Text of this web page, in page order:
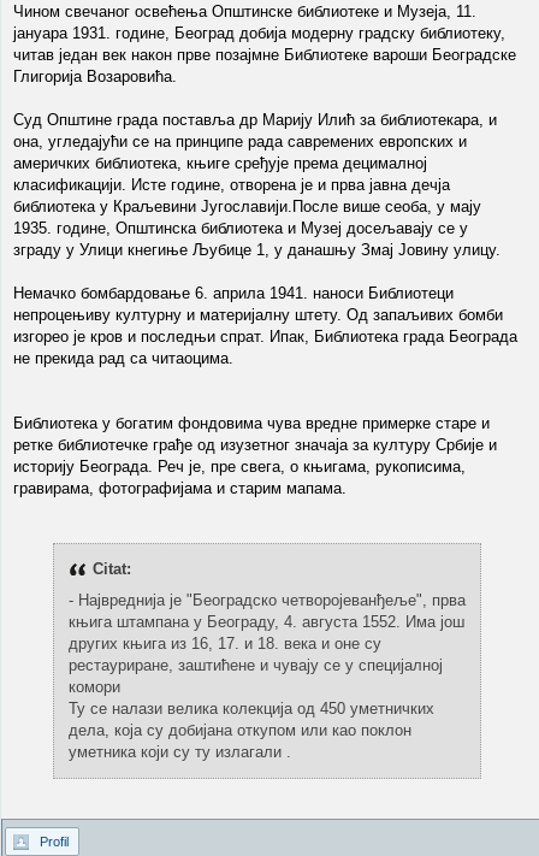
Чином свечаног освећења Општинске библиотеке и Музеја, 11.
јануара 1931. године, Београд добија модерну градску библиотеку,
читав један век након првe позајмне Библиотеке вароши Београдске
Глигорија Возаровића.
Суд Општине града поставља др Марију Илић за библиотекара, и
она, угледајући се на принципе рада савремених европских и
америчких библиотека, књиге сређује према децималној
класификацији. Исте године, отворена је и прва јавна дечја
библиотека у Краљевини Југославији.После више сеоба, у мају
1935. године, Општинска библиотека и Музеј досељавају се у
зграду у Улици кнегиње Љубице 1, у данашњу Змај Јовину улицу.
Немачко бомбардовање 6. априла 1941. наноси Библиотеци
непроцењиву културну и материјалну штету. Од запаљивих бомби
изгорео је кров и последњи спрат. Ипак, Библиотека града Београда
не прекида рад са читаоцима.
Библиотека у богатим фондовима чува вредне примерке старе и
ретке библиотечке грађе од изузетног значаја за културу Србије и
историју Београда. Реч је, пре свега, о књигама, рукописима,
гравирама, фотографијама и старим мапама.
Citat:
- Највреднија је "Београдско четворојеванђеље", прва
књига штампана у Београду, 4. августа 1552. Има још
других књига из 16, 17. и 18. века и оне су
рестауриране, заштићене и чувају се у специјалној
комори
Ту се налази велика колекција од 450 уметничких
дела, која су добијана откупом или као поклон
уметника који су ту излагали .
Profil